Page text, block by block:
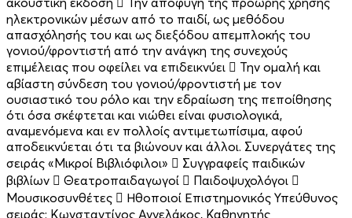
ηλεκτρονικών μέσων από το παιδί, ως μεθόδου
απασχόλησής του και ως διεξόδου απεμπλοκής του
γονιού/φροντιστή από την ανάγκη της συνεχούς
επιμέλειας που οφείλει να επιδεικνύει  Την ομαλή και
αβίαστη σύνδεση του γονιού/φροντιστή με τον
ουσιαστικό του ρόλο και την εδραίωση της πεποίθησης
ότι όσα σκέφτεται και νιώθει είναι φυσιολογικά,
αναμενόμενα και εν πολλοίς αντιμετωπίσιμα, αφού
αποδεικνύεται ότι τα βιώνουν και άλλοι. Συνεργάτες της
σειράς «Μικροί Βιβλιόφιλοι»  Συγγραφείς παιδικών
βιβλίων  Θεατροπαιδαγωγοί  Παιδοψυχολόγοι 
Μουσικοσυνθέτες  Ηθοποιοί Επιστημονικός Υπεύθυνος
σειράς: Κωνσταντίνος Αγγελάκος, Καθηγητής